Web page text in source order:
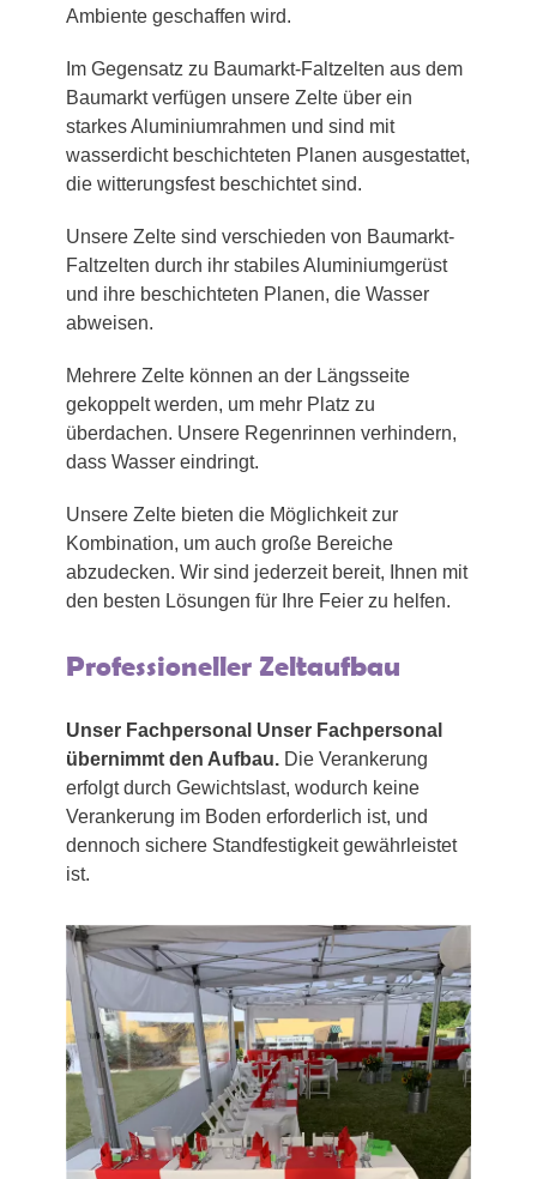
Ambiente geschaffen wird.
Im Gegensatz zu Baumarkt-Faltzelten aus dem
Baumarkt verfügen unsere Zelte über ein
starkes Aluminiumrahmen und sind mit
wasserdicht beschichteten Planen ausgestattet,
die witterungsfest beschichtet sind.
Unsere Zelte sind verschieden von Baumarkt-
Faltzelten durch ihr stabiles Aluminiumgerüst
und ihre beschichteten Planen, die Wasser
abweisen.
Mehrere Zelte können an der Längsseite
gekoppelt werden, um mehr Platz zu
überdachen. Unsere Regenrinnen verhindern,
dass Wasser eindringt.
Unsere Zelte bieten die Möglichkeit zur
Kombination, um auch große Bereiche
abzudecken. Wir sind jederzeit bereit, Ihnen mit
den besten Lösungen für Ihre Feier zu helfen.
Professioneller Zeltaufbau
Unser Fachpersonal Unser Fachpersonal
übernimmt den Aufbau. Die Verankerung
erfolgt durch Gewichtslast, wodurch keine
Verankerung im Boden erforderlich ist, und
dennoch sichere Standfestigkeit gewährleistet
ist.